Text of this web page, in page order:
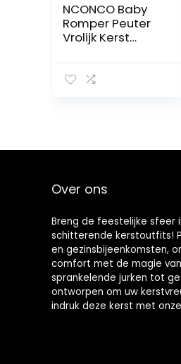
NCONCO Baby
Romper Peuter
Vrolijk Kerst
Peuter Meisje
Over ons
Breng de feestelijke sfeer
schitterende kerstoutfits!
en gezinsbijeenkomsten,
comfort met de magie
sprankelende jurken tot
ontworpen om uw
indruk deze kerst met